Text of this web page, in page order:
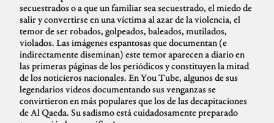
secuestrados o a que un familiar sea secuestrado, el miedo de
salir y convertirse en una víctima al azar de la violencia, el
temor de ser robados, golpeados, baleados, mutilados,
violados. Las imágenes espantosas que documentan (e
indirectamente diseminan) este temor aparecen a diario en
las primeras páginas de los periódicos y constituyen la mitad
de los noticieros nacionales. En You Tube, algunos de sus
legendarios videos documentando sus venganzas se
convirtieron en más populares que los de las decapitaciones
de Al Qaeda. Su sadismo está cuidadosamente preparado